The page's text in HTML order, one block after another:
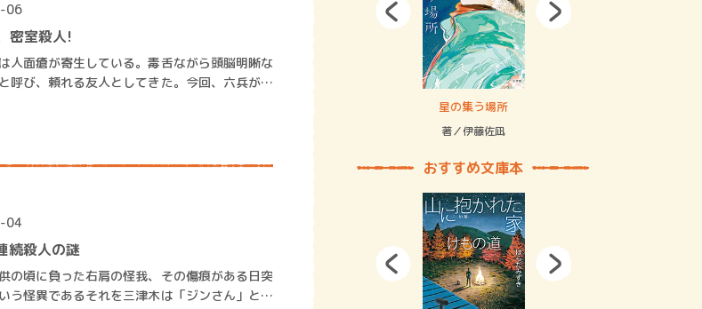
06
密室殺人!
人面瘡が寄生している。毒舌ながら頭脳明晰な
呼び、頼れる友人としてきた。今回、六兵が派
人面島…
04
続殺人の謎
の頃に負った右肩の怪我、その傷痕がある日突
う怪異であるそれを三津木は「ジンさん」と呼
賞金稼ぎスリーサム！ 二重拘束の… 星の集う場所
著／伊藤佐凪
おすすめ文庫本